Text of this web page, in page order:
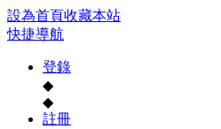
設為首頁收藏本站
快捷導航
登錄
◆
◆
註冊